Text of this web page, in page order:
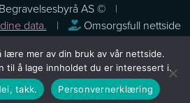
AS ©
data.
Omsorgsfull nettside
av
lære mer av din bruk av vår nettside.
til å lage innholdet du er interessert i.
takk. Personvernerklæring